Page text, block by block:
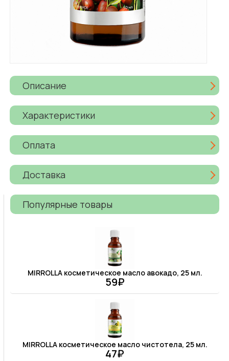
Описание
Характеристики
Оплата
Доставка
Популярные товары
MIRROLLA косметическое масло авокадо, 25 мл.
59₽
MIRROLLA косметическое масло чистотела, 25 мл.
47₽